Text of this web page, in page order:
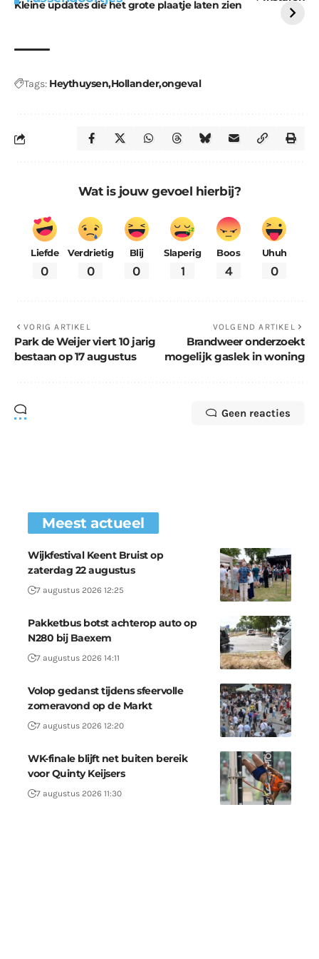
Kleine updates die het grote plaatje laten zien
Tags: HeythuysenHollanderongeval
Wat is jouw gevoel hierbij?
Liefde
0
Verdrietig
0
Blij
0
Slaperig
1
Boos
4
Uhuh
0
VORIG ARTIKEL
Park de Weijer viert 10 jarig
bestaan op 17 augustus
VOLGEND ARTIKEL
Brandweer onderzoekt
mogelijk gaslek in woning
Geen reacties
Meest actueel
Wijkfestival Keent Bruist op
zaterdag 22 augustus
7 augustus 2026 12:25
Pakketbus botst achterop auto op
N280 bij Baexem
7 augustus 2026 14:11
Volop gedanst tijdens sfeervolle
zomeravond op de Markt
7 augustus 2026 12:20
WK-finale blijft net buiten bereik
voor Quinty Keijsers
7 augustus 2026 11:30